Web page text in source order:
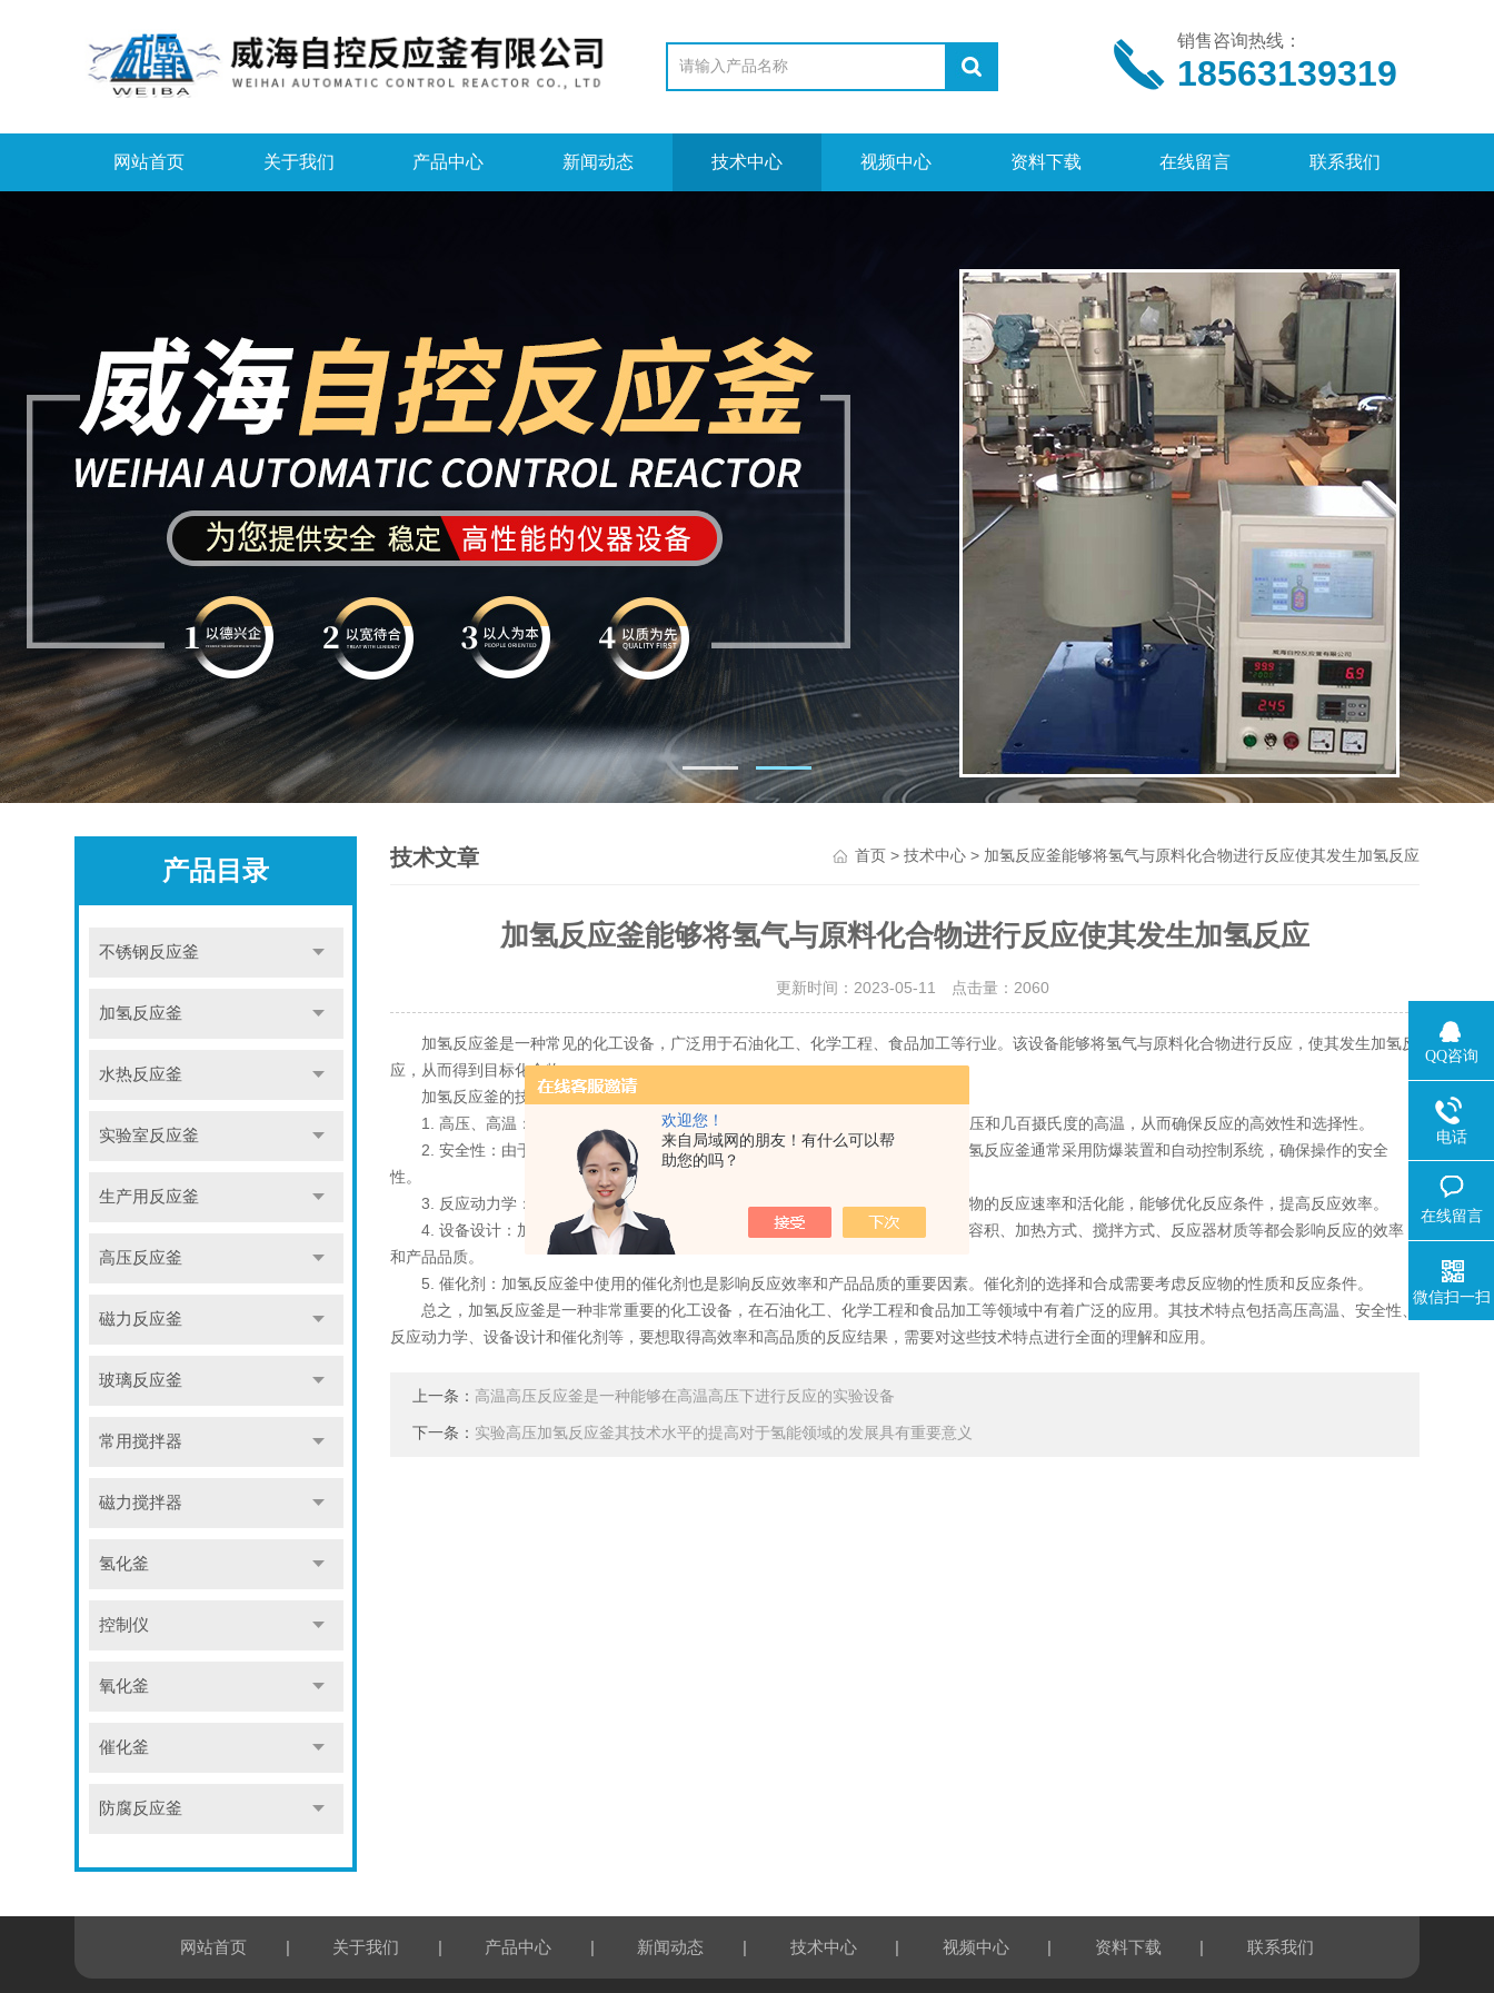
欢迎您！
来自局域网的朋友！有什么可以帮
助您的吗？
销售咨询热线：
18563139319
网站首页 关于我们 产品中心 新闻动态 技术中心 视频中心 资料下载 在线留言 联系我们
产品目录
不锈钢反应釜
加氢反应釜
水热反应釜
实验室反应釜
生产用反应釜
高压反应釜
磁力反应釜
玻璃反应釜
常用搅拌器
磁力搅拌器
氢化釜
控制仪
氧化釜
催化釜
防腐反应釜
技术文章 首页> 技术中心> 加氢反应釜能够将氢气与原料化合物进行反应使其发生加氢反应
加氢反应釜能够将氢气与原料化合物进行反应使其发生加氢反应
更新时间：2023-05-11 点击量： 2060
加氢反应釜是一种常见的化工设备，广泛用于石油化工、化学工程、食品加工等行业。该设备能够将氢气与原料化合物进行反应，使其发生加氢反
应，从而得到目标化合物。
加氢反应釜的技术特点：
1. 高压、高温：加氢反应釜通常工作在高压高温条件下，可以达到几十MPa的高压和几百摄氏度的高温，从而确保反应的高效性和选择性。
2. 安全性：由于加氢反应釜操作的高压高温条件，其安全性非常重要。因此，加氢反应釜通常采用防爆装置和自动控制系统，确保操作的安全
性。
3. 反应动力学：加氢反应釜的反应动力学是理解和应用该设备的关键。了解反应物的反应速率和活化能，能够优化反应条件，提高反应效率。
4. 设备设计：加氢反应釜的设计应充分考虑反应物的物理和化学特性，反应釜的容积、加热方式、搅拌方式、反应器材质等都会影响反应的效率
和产品品质。
5. 催化剂：加氢反应釜中使用的催化剂也是影响反应效率和产品品质的重要因素。催化剂的选择和合成需要考虑反应物的性质和反应条件。
总之，加氢反应釜是一种非常重要的化工设备，在石油化工、化学工程和食品加工等领域中有着广泛的应用。其技术特点包括高压高温、安全性、
反应动力学、设备设计和催化剂等，要想取得高效率和高品质的反应结果，需要对这些技术特点进行全面的理解和应用。
上一条： 高温高压反应釜是一种能够在高温高压下进行反应的实验设备
下一条： 实验高压加氢反应釜其技术水平的提高对于氢能领域的发展具有重要意义
网站首页 | 关于我们 | 产品中心 | 新闻动态 | 技术中心 | 视频中心 | 资料下载 | 联系我们
QQ咨询
电话
在线留言
微信扫一扫